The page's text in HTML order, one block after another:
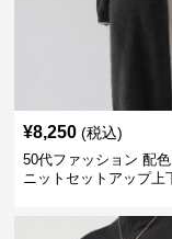
¥8,250 (税込)
50代ファッション 配
ニットセットアップ上